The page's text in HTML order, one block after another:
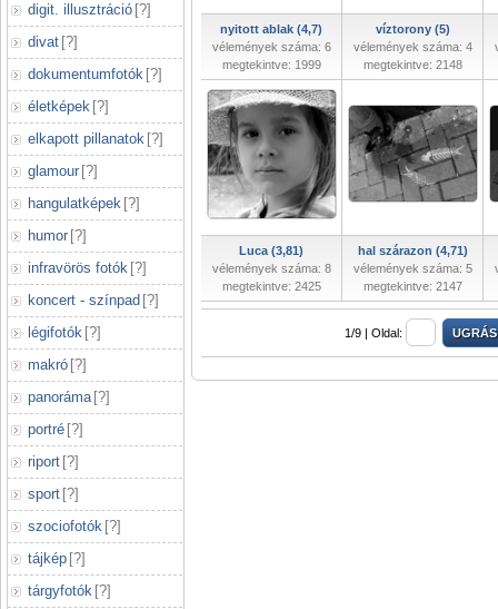
digit. illusztráció [?]
divat [?]
dokumentumfotók [?]
életképek [?]
elkapott pillanatok [?]
glamour [?]
hangulatképek [?]
humor [?]
infravörös fotók [?]
koncert - színpad [?]
légifotók [?]
makró [?]
panoráma [?]
portré [?]
riport [?]
sport [?]
szociofotók [?]
tájkép [?]
tárgyfotók [?]
nyitott ablak (4,7)
vélemények száma: 6
megtekintve: 1999
víztorony (5)
vélemények száma: 4
megtekintve: 2148
Luca (3,81)
vélemények száma: 8
megtekintve: 2425
hal szárazon (4,71)
vélemények száma: 5
megtekintve: 2147
1/9 | Oldal: